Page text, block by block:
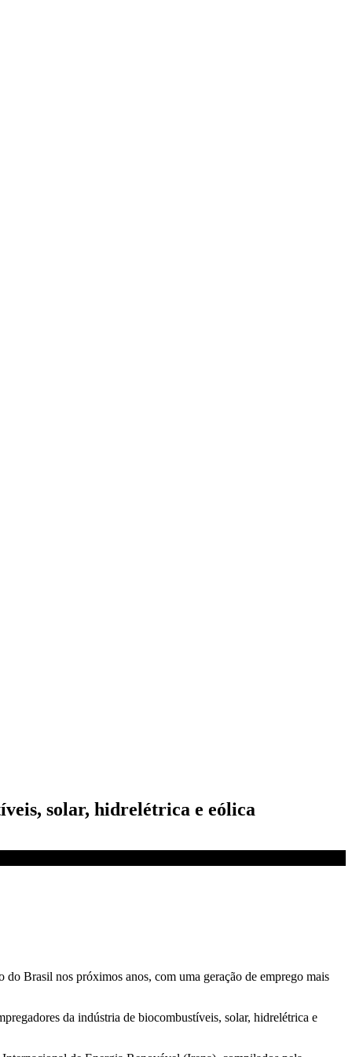
solar, hidrelétrica e eólica
Brasil nos próximos anos, com uma geração de emprego mais
da indústria de biocombustíveis, solar, hidrelétrica e